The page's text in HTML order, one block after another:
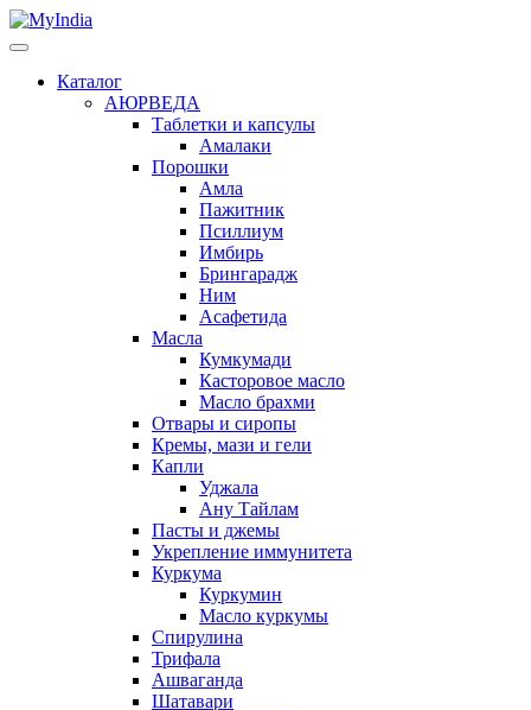
Каталог
АЮРВЕДА
Таблетки и капсулы
Амалаки
Порошки
Амла
Пажитник
Псиллиум
Имбирь
Брингарадж
Ним
Асафетида
Масла
Кумкумади
Касторовое масло
Масло брахми
Отвары и сиропы
Кремы, мази и гели
Капли
Уджала
Ану Тайлам
Пасты и джемы
Укрепление иммунитета
Куркума
Куркумин
Масло куркумы
Спирулина
Трифала
Ашваганда
Шатавари